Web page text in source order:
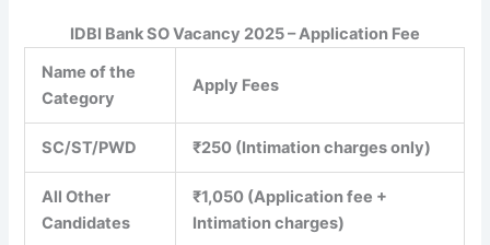
IDBI Bank SO Vacancy 2025 – Application Fee
Name of the
Category
Apply Fees
SC/ST/PWD ₹250 (Intimation charges only)
All Other
Candidates
₹1,050 (Application fee +
Intimation charges)